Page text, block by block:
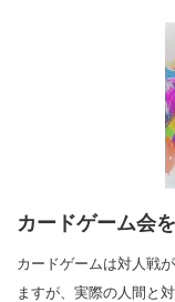
カードゲーム会
カードゲームは対人戦
ますが、実際の人間と